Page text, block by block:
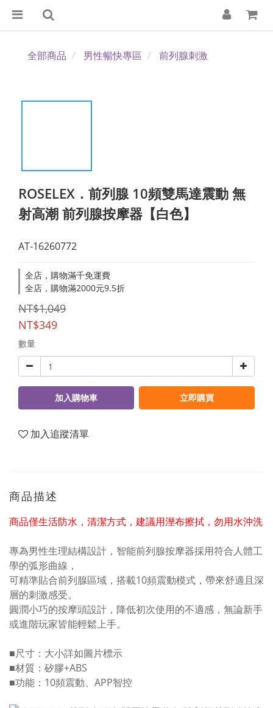
全部商品 男性暢快專區 前列腺刺激
ROSELEX．前列腺 10頻雙馬達震動 無
射高潮 前列腺按摩器【白色】
AT-16260772
全店，購物滿千免運費
全店，購物滿2000元9.5折
NT$1,049
NT$349
數量
加入購物車 立即購買
加入追蹤清單
商品描述
商品僅生活防水，清潔方式，建議用溼布擦拭，勿用水沖洗
專為男性生理結構設計，智能前列腺按摩器採用符合人體工
學的弧形曲線，
可精準貼合前列腺區域，搭載10頻震動模式，帶來舒適且深
層的刺激感受。
圓潤小巧的按摩頭設計，降低初次使用的不適感，無論新手
或進階玩家皆能輕鬆上手。
■尺寸：大小詳如圖片標示
■材質：矽膠+ABS
■功能：10頻震動、APP智控